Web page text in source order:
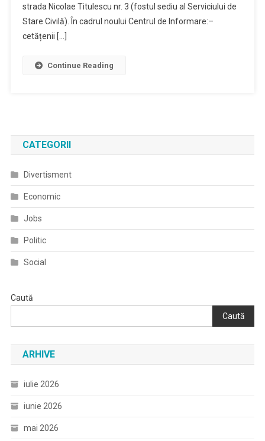
Pentru
Cetățeni
strada Nicolae Titulescu nr. 3 (fostul sediu al Serviciului de
Stare Civilă). În cadrul noului Centrul de Informare:–
cetățenii […]
Continue Reading
CATEGORII
Divertisment
Economic
Jobs
Politic
Social
Caută
Caută
ARHIVE
iulie 2026
iunie 2026
mai 2026